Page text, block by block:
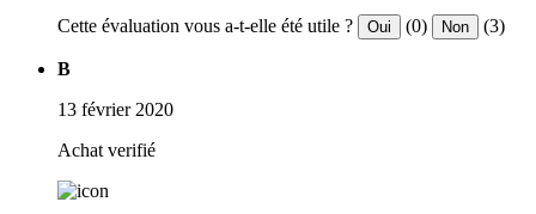
Cette évaluation vous a-t-elle été utile ? Oui (0) Non (3)
B
13 février 2020
Achat verifié